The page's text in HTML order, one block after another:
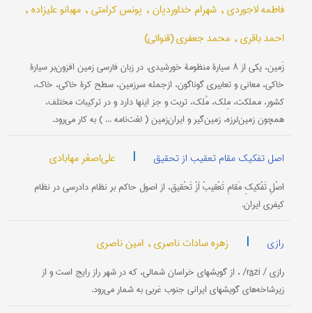
فاطمه لاجوردی , شهرام خداوردیان , یونس کرامتی , مهبانو علیزاده ,
احمد باقری , محمد جعفری (قنواتی)
زَمین، یکی از ۸ سیارۀ منظومۀ خورشیدی. در زبان فارسی زمین افزون‌بر سیارۀ
خاکی، معانی و تعابیری گوناگون، ازجمله سرزمین، سطح کرۀ خاکی، خاک،
کشور، مملکت، مِلک، مُلک، تربت و جز اینها دارد و در ترکیبات مختلف،
همچون زمین‌لرزه، زمین‌گیر و ایران‌زمین ( لغت‌نامه ... ) به کار می‌رود.
اصل تفکیک مقام تعقیب از تحقیق | علی‌اصغر مهابادی
اصْلِ تَفْکیکِ مَقامِ تَعْقیبْ اَزْ تَحْقیق، از اصول حاکم بر نظام دادرسی در نظام
کیفری ایران.
رازی | زهره سادات ناصری , امین ناصری
رازی / râzi/ ، از گویشهای خراسان شمالی، که در شهر راز رایج است و از
زیرشاخه‌های گویشهای ایرانی جنوب غربی به شمار می‌رود.